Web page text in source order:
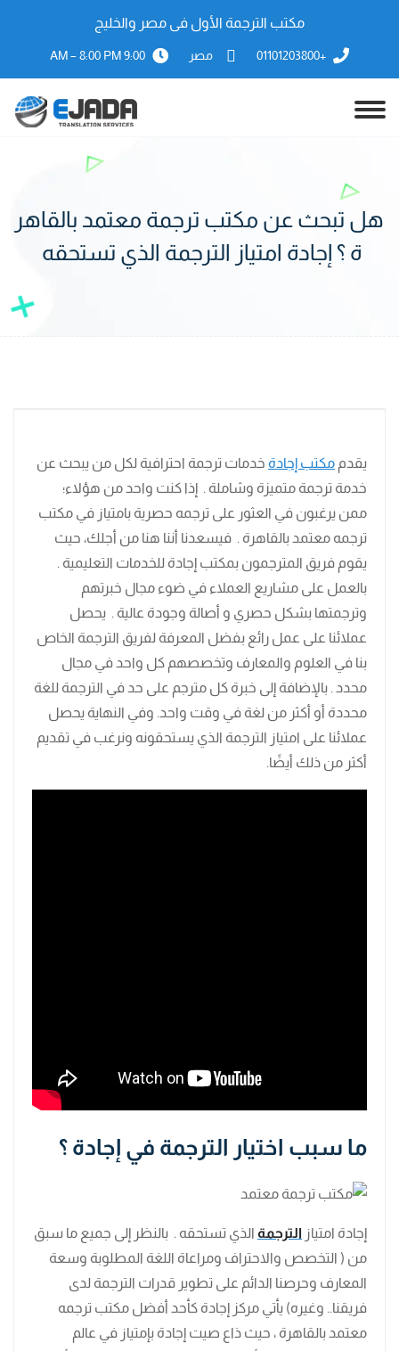
مكتب الترجمة الأول فى مصر والخليج
+01101203800 مصر 9:00 AM – 8:00 PM
هل تبحث عن مكتب ترجمة معتمد بالقاهر
ة ؟ إجادة امتياز الترجمة الذي تستحقه
يقدم مكتب إجادة خدمات ترجمة احترافية لكل من يبحث عن
خدمة ترجمة متميزة وشاملة . إذا كنت واحد من هؤلاء؛
ممن يرغبون في العثور على ترجمه حصرية بامتياز في مكتب
ترجمه معتمد بالقاهرة . فيسعدنا أننا هنا من أجلك، حيث
يقوم فريق المترجمون بمكتب إجادة للخدمات التعليمية .
بالعمل على مشاريع العملاء في ضوء مجال خبرتهم
وترجمتها بشكل حصري و أصالة وجودة عالية . يحصل
عملائنا على عمل رائع بفضل المعرفة لفريق الترجمة الخاص
بنا في العلوم والمعارف وتخصصهم كل واحد في مجال
محدد . بالإضافة إلى خبرة كل مترجم على حد في الترجمة للغة
محددة أو أكثر من لغة في وقت واحد. وفي النهاية يحصل
عملائنا على امتياز الترجمة الذي يستحقونه ونرغب في تقديم
أكثر من ذلك أيضًا.
ما سبب اختيار الترجمة في إجادة ؟
إجادة امتياز الترجمة الذي تستحقه . بالنظر إلى جميع ما سبق
من ( التخصص والاحتراف ومراعاة اللغة المطلوبة وسعة
المعارف وحرصنا الدائم على تطوير قدرات الترجمة لدى
فريقنا.. وغيره) يأتي مركز إجادة كأحد أفضل مكتب ترجمه
معتمد بالقاهرة ، حيث ذاع صيت إجادة بإمتياز في عالم